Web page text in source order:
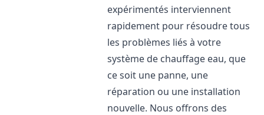
expérimentés interviennent
rapidement pour résoudre tous
les problèmes liés à votre
système de chauffage eau, que
ce soit une panne, une
réparation ou une installation
nouvelle. Nous offrons des